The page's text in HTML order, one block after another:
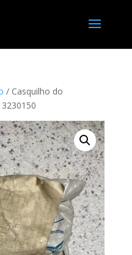
/ Casquilho do